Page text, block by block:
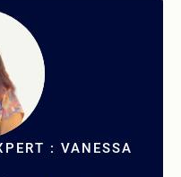
: VANESSA